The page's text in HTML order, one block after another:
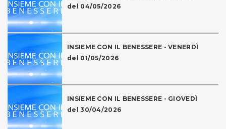
del 04/05/2026
INSIEME CON IL BENESSERE - VENERDÌ
del 01/05/2026
INSIEME CON IL BENESSERE - GIOVEDÌ
del 30/04/2026